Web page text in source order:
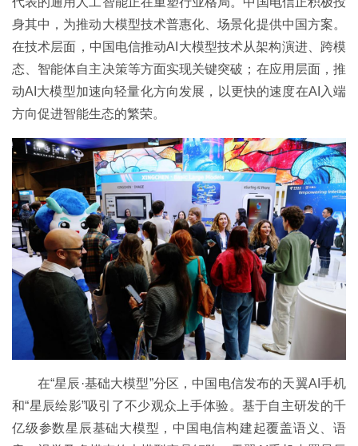
身其中，为推动大模型技术普惠化、场景化提供中国方案。
在技术层面，中国电信推动AI大模型技术从架构演进、跨模
态、智能体自主决策等方面实现关键突破；在应用层面，推
动AI大模型加速向轻量化方向发展，以更快的速度在AI入端
方向促进智能生态的繁荣。
在“星辰·基础大模型”分区，中国电信发布的天翼AI手机
和“星辰绘影”吸引了不少观众上手体验。基于自主研发的千
亿级参数星辰基础大模型，中国电信构建起覆盖语义、语